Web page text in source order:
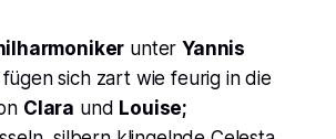
unterYannis
fügen sich zart wie feurig in die
Clara und Louise;